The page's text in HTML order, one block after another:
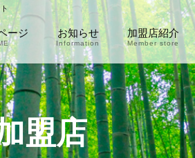
ージ お知らせ
Information
加盟店紹介
Member store
盟店